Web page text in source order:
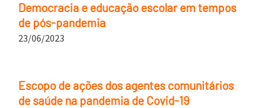
Democracia e educação escolar em tempos
de pós-pandemia
23/06/2023
Escopo de ações dos agentes comunitários
de saúde na pandemia de Covid-19